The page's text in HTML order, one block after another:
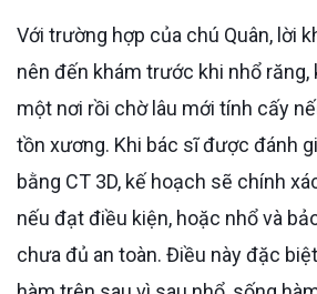
Với trường hợp của chú Quân, lời khuyên thực tế là
nên đến khám trước khi nhổ răng,
một nơi rồi chờ lâu mới tính cấy
tồn xương. Khi bác sĩ được đánh
bằng CT 3D, kế hoạch sẽ chính
nếu đạt điều kiện, hoặc nhổ và
chưa đủ an toàn. Điều này đặc